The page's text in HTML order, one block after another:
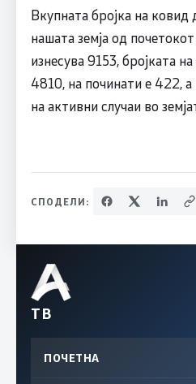
Вкупната бројка на ковид
нашата земја од
изнесува 9153, бројката
4810, на починати е 422,
на активни случаи во
СПОДЕЛИ:
ТВ
ПОЧЕТНА